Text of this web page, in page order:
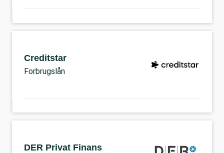
Creditstar
Forbrugslån
DER Privat Finans